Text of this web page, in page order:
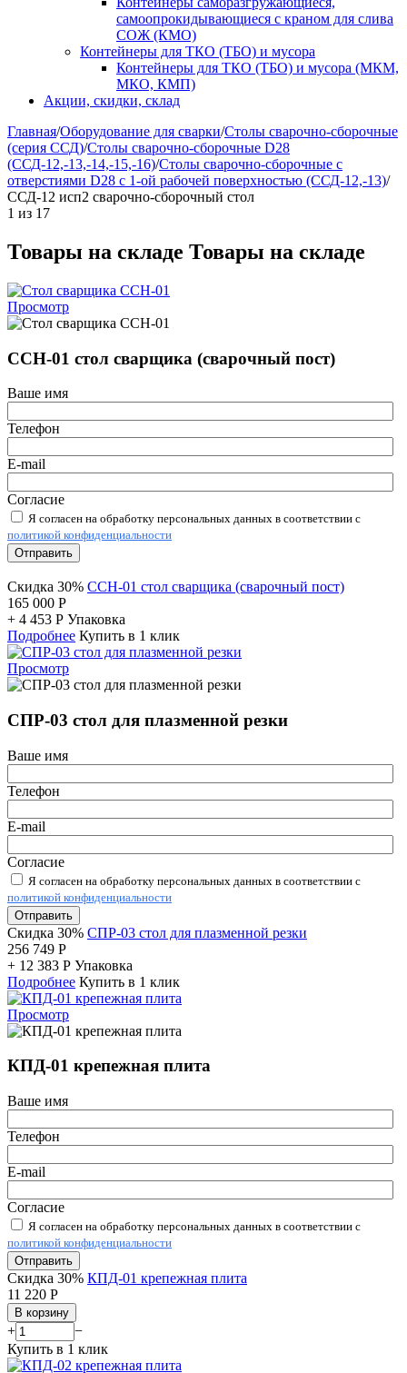
самоопрокидывающиеся с краном для слива
СОЖ (КМО)
Контейнеры для ТКО (ТБО) и мусора
Контейнеры для ТКО (ТБО) и мусора (МКМ,
МКО, КМП)
Акции, скидки, склад
Главная/Оборудование для сварки/Столы сварочно-сборочные
(серия ССД)/Столы сварочно-сборочные D28
(ССД-12,-13,-14,-15,-16)/Столы сварочно-сборочные с
отверстиями D28 с 1-ой рабочей поверхностью (ССД-12,-13)/
ССД-12 исп2 сварочно-сборочный стол
1 из 17
Товары на складе Товары на складе
Просмотр
ССН-01 стол сварщика (сварочный пост)
Ваше имя
Телефон
E-mail
Согласие
Я согласен на обработку персональных данных в соответствии с
политикой конфиденциальности
Отправить
Скидка 30% ССН-01 стол сварщика (сварочный пост)
165 000 Р
+ 4 453 Р Упаковка
Подробнее Купить в 1 клик
Просмотр
СПР-03 стол для плазменной резки
Ваше имя
Телефон
E-mail
Согласие
Я согласен на обработку персональных данных в соответствии с
политикой конфиденциальности
Отправить
Скидка 30% СПР-03 стол для плазменной резки
256 749 Р
+ 12 383 Р Упаковка
Подробнее Купить в 1 клик
Просмотр
КПД-01 крепежная плита
Ваше имя
Телефон
E-mail
Согласие
Я согласен на обработку персональных данных в соответствии с
политикой конфиденциальности
Отправить
Скидка 30% КПД-01 крепежная плита
11 220 Р
В корзину
+
−
Купить в 1 клик